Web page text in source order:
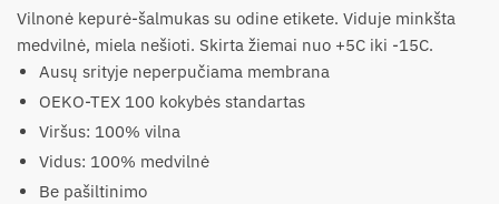
Vilnonė kepurė-šalmukas su odine etikete. Viduje minkšta
medvilnė, miela nešioti. Skirta žiemai nuo +5C iki -15C.
Ausų srityje neperpučiama membrana
OEKO-TEX 100 kokybės standartas
Viršus: 100% vilna
Vidus: 100% medvilnė
Be pašiltinimo